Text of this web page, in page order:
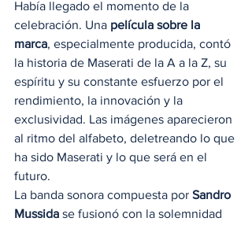
Había llegado el momento de la
celebración. Una película sobre la
marca, especialmente producida, contó
la historia de Maserati de la A a la Z, su
espíritu y su constante esfuerzo por el
rendimiento, la innovación y la
exclusividad. Las imágenes aparecieron
al ritmo del alfabeto, deletreando lo que
ha sido Maserati y lo que será en el
futuro.
La banda sonora compuesta por Sandro
Mussida se fusionó con la solemnidad